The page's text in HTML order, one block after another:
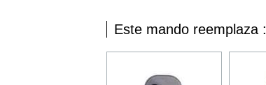
Este mando reemplaza :